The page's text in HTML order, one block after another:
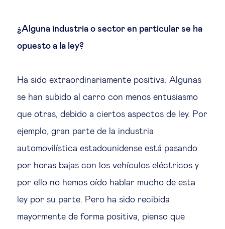
¿Alguna industria o sector en particular se ha
opuesto a la ley?
Ha sido extraordinariamente positiva. Algunas
se han subido al carro con menos entusiasmo
que otras, debido a ciertos aspectos de ley. Por
ejemplo, gran parte de la industria
automovilística estadounidense está pasando
por horas bajas con los vehículos eléctricos y
por ello no hemos oído hablar mucho de esta
ley por su parte. Pero ha sido recibida
mayormente de forma positiva, pienso que